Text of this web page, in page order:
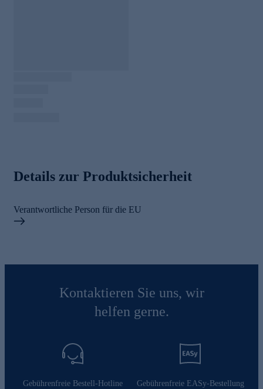
Details zur Produktsicherheit
Verantwortliche Person für die EU
Kontaktieren Sie uns, wir
helfen gerne.
Gebührenfreie Bestell-Hotline Gebührenfreie EASy-Bestellung